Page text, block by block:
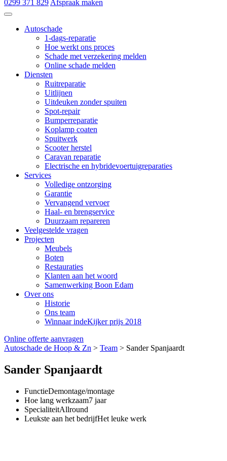
0299 371 829 Afspraak maken
Autoschade
1-dags-reparatie
Hoe werkt ons proces
Schade met verzekering melden
Online schade melden
Diensten
Ruitreparatie
Uitlijnen
Uitdeuken zonder spuiten
Spot-repair
Bumperreparatie
Koplamp coaten
Spuitwerk
Scooter herstel
Caravan reparatie
Electrische en hybridevoertuigreparaties
Services
Volledige ontzorging
Garantie
Vervangend vervoer
Haal- en brengservice
Duurzaam repareren
Veelgestelde vragen
Projecten
Meubels
Boten
Restauraties
Klanten aan het woord
Samenwerking Boon Edam
Over ons
Historie
Ons team
Winnaar indeKijker prijs 2018
Online offerte aanvragen
Autoschade de Hoop & Zn > Team > Sander Spanjaardt
Sander Spanjaardt
FunctieDemontage/montage
Hoe lang werkzaam7 jaar
SpecialiteitAllround
Leukste aan het bedrijfHet leuke werk